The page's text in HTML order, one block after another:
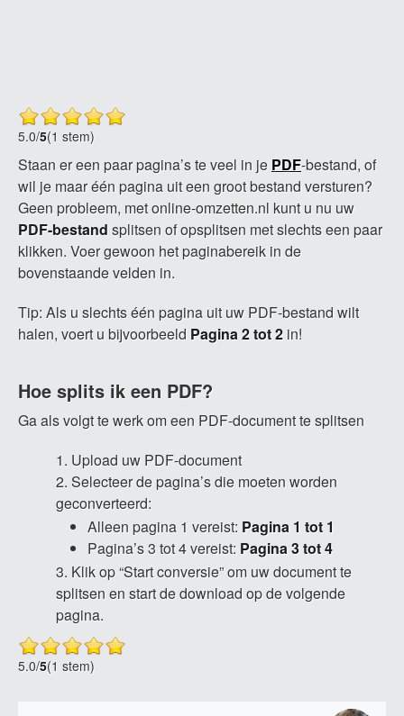
5.0/5(1 stem)
Staan er een paar pagina’s te veel in je PDF-bestand, of
wil je maar één pagina uit een groot bestand versturen?
Geen probleem, met online-omzetten.nl kunt u nu uw
PDF-bestand splitsen of opsplitsen met slechts een paar
klikken. Voer gewoon het paginabereik in de
bovenstaande velden in.
Tip: Als u slechts één pagina uit uw PDF-bestand wilt
halen, voert u bijvoorbeeld Pagina 2 tot 2 in!
Hoe splits ik een PDF?
Ga als volgt te werk om een PDF-document te splitsen
Upload uw PDF-document
Selecteer de pagina’s die moeten worden
geconverteerd:
Alleen pagina 1 vereist: Pagina 1 tot 1
Pagina’s 3 tot 4 vereist: Pagina 3 tot 4
Klik op “Start conversie” om uw document te
splitsen en start de download op de volgende
pagina.
5.0/5(1 stem)